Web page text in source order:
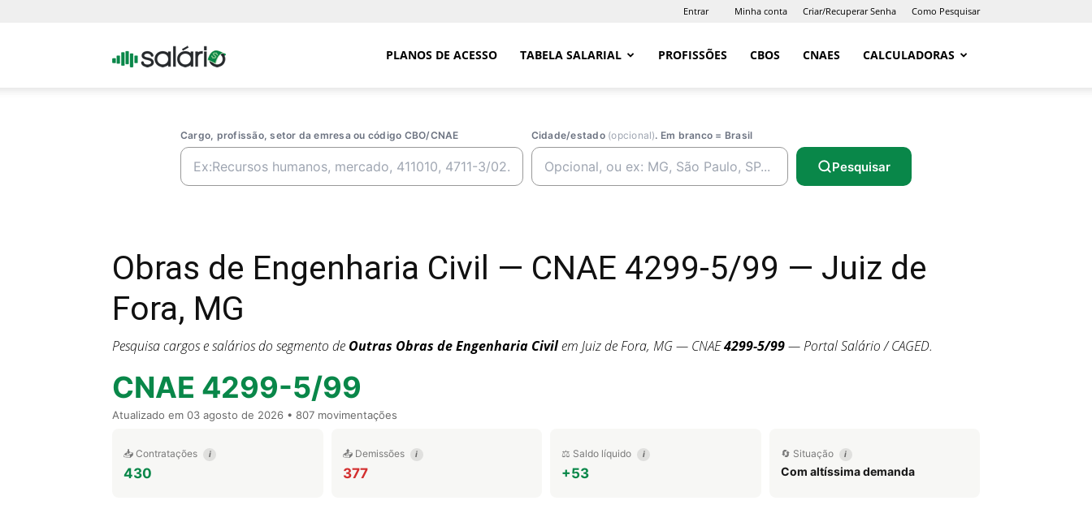
Entrar Minha conta Criar/Recuperar Senha Como Pesquisar
Portal PLANOS DE ACESSO TABELA SALARIAL PROFISSÕES CBOS CNAES CALCULADORAS
Cargo, profissão, setor da emresa ou código CBO/CNAE Cidade/estado (opcional). Em branco = Brasil
Pesquisar
Obras de Engenharia Civil — CNAE 4299-5/99 — Juiz de
Fora, MG
Pesquisa cargos e salários do segmento de Outras Obras de Engenharia Civilem Juiz de Fora, MG — CNAE4299-5/99— Portal Salário / CAGED.
CNAE 4299-5/99
Atualizado em 03 agosto de 2026 • 807 movimentações
📥 Contratações i
430
📤 Demissões i
377
⚖️ Saldo líquido i
+53
🔄 Situação i
Com altíssima demanda